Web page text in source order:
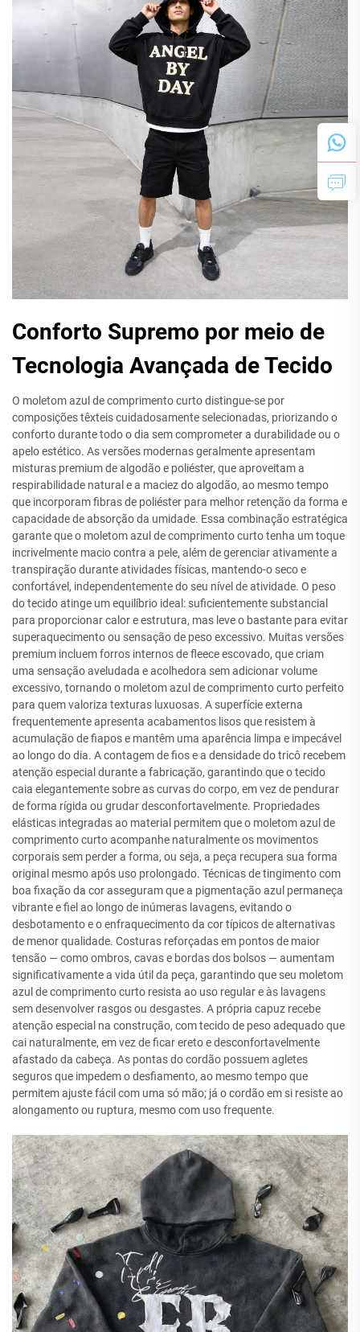
Conforto Supremo por meio de
Tecnologia Avançada de Tecido
O moletom azul de comprimento curto distingue-se por
composições têxteis cuidadosamente selecionadas, priorizando o
conforto durante todo o dia sem comprometer a durabilidade ou o
apelo estético. As versões modernas geralmente apresentam
misturas premium de algodão e poliéster, que aproveitam a
respirabilidade natural e a maciez do algodão, ao mesmo tempo
que incorporam fibras de poliéster para melhor retenção da forma e
capacidade de absorção da umidade. Essa combinação estratégica
garante que o moletom azul de comprimento curto tenha um toque
incrivelmente macio contra a pele, além de gerenciar ativamente a
transpiração durante atividades físicas, mantendo-o seco e
confortável, independentemente do seu nível de atividade. O peso
do tecido atinge um equilíbrio ideal: suficientemente substancial
para proporcionar calor e estrutura, mas leve o bastante para evitar
superaquecimento ou sensação de peso excessivo. Muitas versões
premium incluem forros internos de fleece escovado, que criam
uma sensação aveludada e acolhedora sem adicionar volume
excessivo, tornando o moletom azul de comprimento curto perfeito
para quem valoriza texturas luxuosas. A superfície externa
frequentemente apresenta acabamentos lisos que resistem à
acumulação de fiapos e mantêm uma aparência limpa e impecável
ao longo do dia. A contagem de fios e a densidade do tricô recebem
atenção especial durante a fabricação, garantindo que o tecido
caia elegantemente sobre as curvas do corpo, em vez de pendurar
de forma rígida ou grudar desconfortavelmente. Propriedades
elásticas integradas ao material permitem que o moletom azul de
comprimento curto acompanhe naturalmente os movimentos
corporais sem perder a forma, ou seja, a peça recupera sua forma
original mesmo após uso prolongado. Técnicas de tingimento com
boa fixação da cor asseguram que a pigmentação azul permaneça
vibrante e fiel ao longo de inúmeras lavagens, evitando o
desbotamento e o enfraquecimento da cor típicos de alternativas
de menor qualidade. Costuras reforçadas em pontos de maior
tensão — como ombros, cavas e bordas dos bolsos — aumentam
significativamente a vida útil da peça, garantindo que seu moletom
azul de comprimento curto resista ao uso regular e às lavagens
sem desenvolver rasgos ou desgastes. A própria capuz recebe
atenção especial na construção, com tecido de peso adequado que
cai naturalmente, em vez de ficar ereto e desconfortavelmente
afastado da cabeça. As pontas do cordão possuem agletes
seguros que impedem o desfiamento, ao mesmo tempo que
permitem ajuste fácil com uma só mão; já o cordão em si resiste ao
alongamento ou ruptura, mesmo com uso frequente.